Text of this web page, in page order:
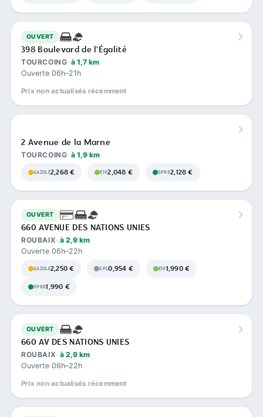
OUVERT
398 Boulevard de l'Égalité
TOURCOING à 1,7 km
Ouverte 06h–21h
Prix non actualisés récemment
2 Avenue de la Marne
TOURCOING à 1,9 km
GAZOLE2,268 € E102,048 € SP982,128 €
OUVERT
660 AVENUE DES NATIONS UNIES
ROUBAIX à 2,9 km
Ouverte 06h–22h
GAZOLE2,250 € GPL0,954 € E101,990 €
SP981,990 €
OUVERT
660 AV DES NATIONS UNIES
ROUBAIX à 2,9 km
Ouverte 06h–22h
Prix non actualisés récemment